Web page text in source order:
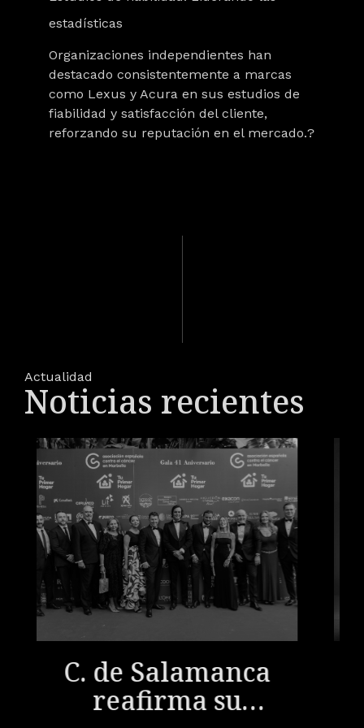
estadísticas
Organizaciones independientes han
destacado consistentemente a marcas
como Lexus y Acura en sus estudios de
fiabilidad y satisfacción del cliente,
reforzando su reputación en el mercado.?
Actualidad
Noticias recientes
C. de Salamanca
reafirma su